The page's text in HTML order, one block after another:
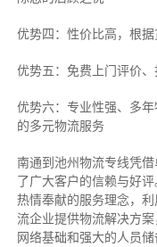
优势四：性价比高，根
优势五：免费上门评价
优势六：专业性强、多
的多元物流服务
南通到池州物流专线凭借
了广大客户的信赖与好评
热情奉献的服务理念，
流企业提供物流解决方
网络基础和强大的人员